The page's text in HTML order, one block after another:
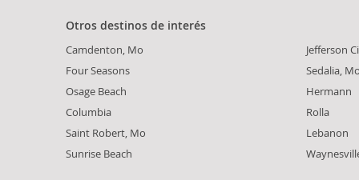
Otros destinos de interés
Camdenton, Mo
Four Seasons
Osage Beach
Columbia
Saint Robert, Mo
Sunrise Beach
Jefferson
Sedalia, Mo
Hermann
Rolla
Lebanon